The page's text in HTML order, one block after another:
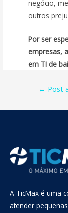
negócio,
outros
Por ser
empresas, a
em TI de
← Post
A TicMax é uma
atender